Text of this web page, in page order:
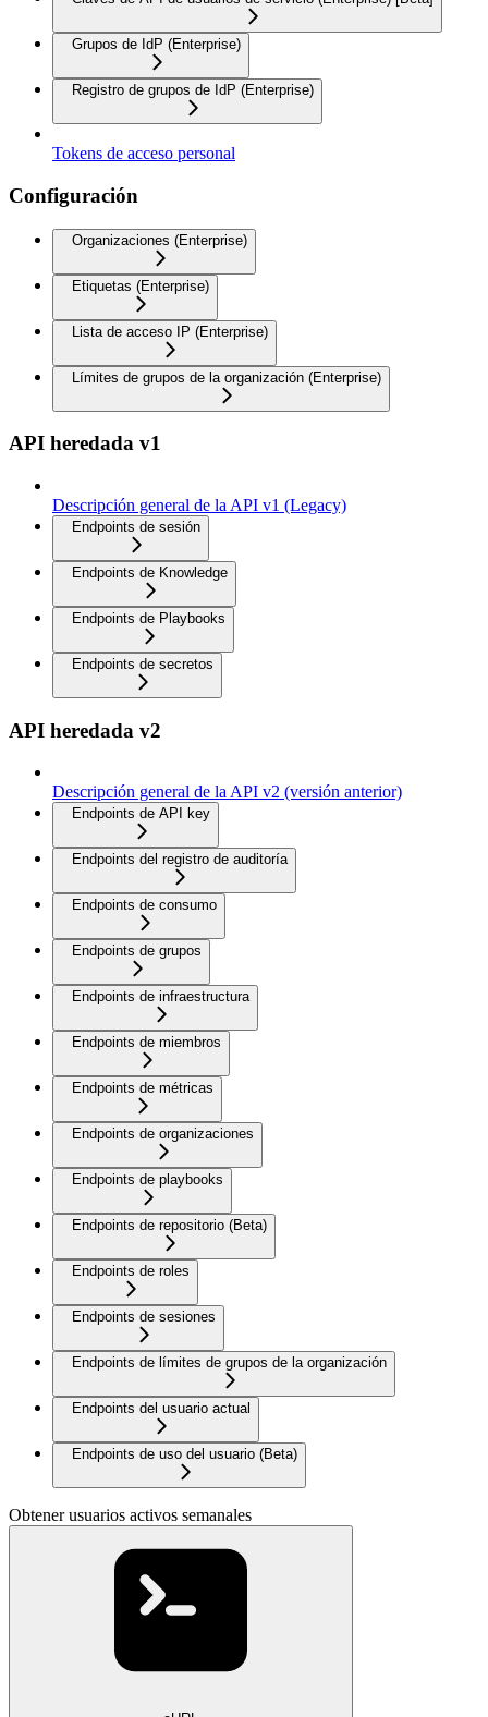
Grupos de IdP (Enterprise)
Registro de grupos de IdP (Enterprise)
Tokens de acceso personal
Configuración
Organizaciones (Enterprise)
Etiquetas (Enterprise)
Lista de acceso IP (Enterprise)
Límites de grupos de la organización (Enterprise)
API heredada v1
Descripción general de la API v1 (Legacy)
Endpoints de sesión
Endpoints de Knowledge
Endpoints de Playbooks
Endpoints de secretos
API heredada v2
Descripción general de la API v2 (versión anterior)
Endpoints de API key
Endpoints del registro de auditoría
Endpoints de consumo
Endpoints de grupos
Endpoints de infraestructura
Endpoints de miembros
Endpoints de métricas
Endpoints de organizaciones
Endpoints de playbooks
Endpoints de repositorio (Beta)
Endpoints de roles
Endpoints de sesiones
Endpoints de límites de grupos de la organización
Endpoints del usuario actual
Endpoints de uso del usuario (Beta)
Obtener usuarios activos semanales